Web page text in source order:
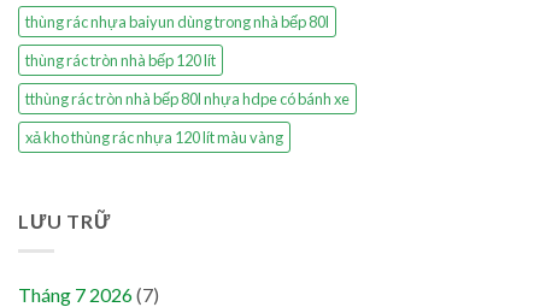
thùng rác nhựa baiyun dùng trong nhà bếp 80l
thùng rác tròn nhà bếp 120 lít
tthùng rác tròn nhà bếp 80l nhựa hdpe có bánh xe
xả kho thùng rác nhựa 120 lít màu vàng
LƯU TRỮ
Tháng 7 2026(7)